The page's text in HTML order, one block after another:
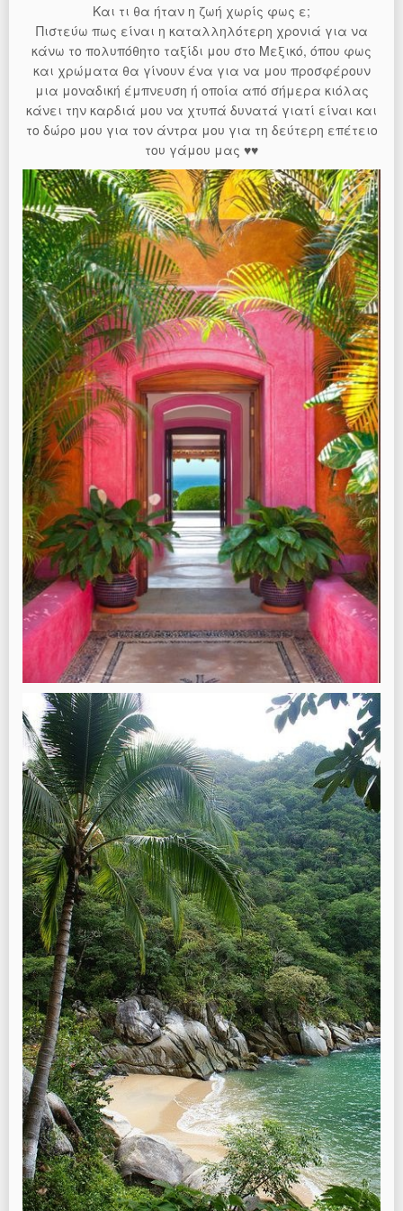
Και τι θα ήταν η ζωή χωρίς φως ε;
Πιστεύω πως είναι η καταλληλότερη χρονιά για να
κάνω το πολυπόθητο ταξίδι μου στο Μεξικό, όπου φως
και χρώματα θα γίνουν ένα για να μου προσφέρουν
μια μοναδική έμπνευση ή οποία από σήμερα κιόλας
κάνει την καρδιά μου να χτυπά δυνατά γιατί είναι και
το δώρο μου για τον άντρα μου για τη δεύτερη επέτειο
του γάμου μας ♥♥